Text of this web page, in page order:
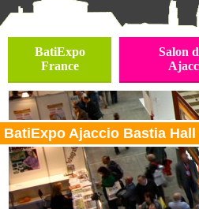
BatiExpo
France
Salon
BatiExpo Ajaccio Bastia Hall